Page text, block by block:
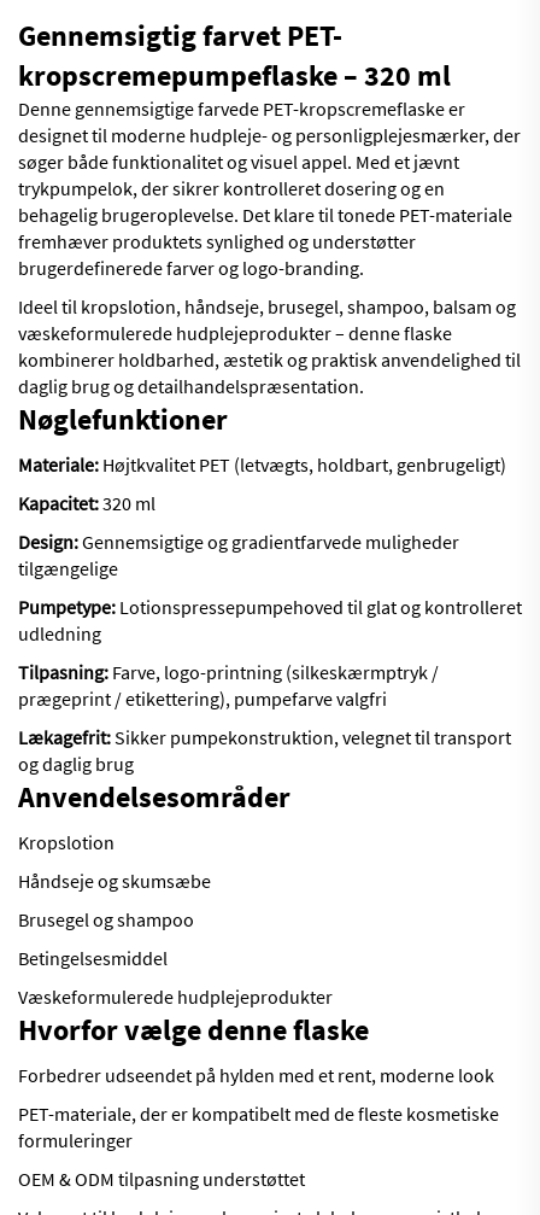
Gennemsigtig farvet PET-
kropscremepumpeflaske – 320 ml
Denne gennemsigtige farvede PET-kropscremeflaske er
designet til moderne hudpleje- og personligplejesmærker, der
søger både funktionalitet og visuel appel. Med et jævnt
trykpumpelok, der sikrer kontrolleret dosering og en
behagelig brugeroplevelse. Det klare til tonede PET-materiale
fremhæver produktets synlighed og understøtter
brugerdefinerede farver og logo-branding.
Ideel til kropslotion, håndseje, brusegel, shampoo, balsam og
væskeformulerede hudplejeprodukter – denne flaske
kombinerer holdbarhed, æstetik og praktisk anvendelighed til
daglig brug og detailhandelspræsentation.
Nøglefunktioner
Materiale: Højtkvalitet PET (letvægts, holdbart, genbrugeligt)
Kapacitet:320 ml
Design:Gennemsigtige og gradientfarvede muligheder
tilgængelige
Pumpetype: Lotionspressepumpehoved til glat og kontrolleret
udledning
Tilpasning: Farve, logo-printning (silkeskærmptryk /
prægeprint / etikettering), pumpefarve valgfri
Lækagefrit:Sikker pumpekonstruktion, velegnet til transport
og daglig brug
Anvendelsesområder
Kropslotion
Håndseje og skumsæbe
Brusegel og shampoo
Betingelsesmiddel
Væskeformulerede hudplejeprodukter
Hvorfor vælge denne flaske
Forbedrer udseendet på hylden med et rent, moderne look
PET-materiale, der er kompatibelt med de fleste kosmetiske
formuleringer
OEM & ODM tilpasning understøttet